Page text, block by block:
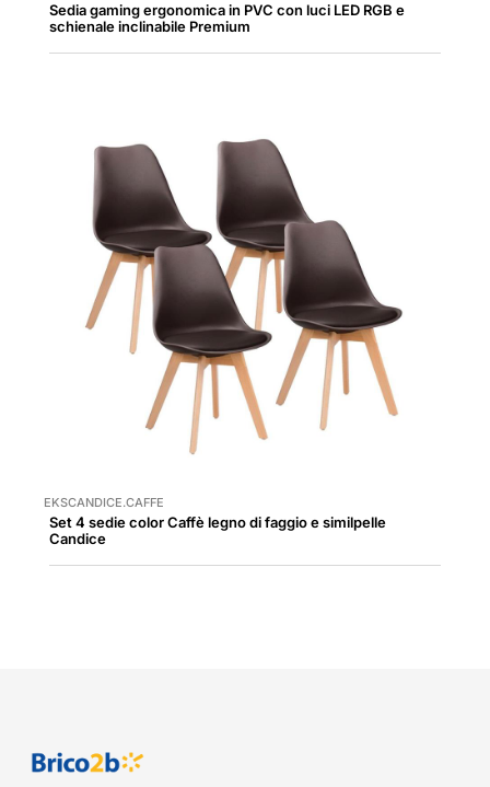
Sedia gaming ergonomica in PVC con luci LED RGB e
schienale inclinabile Premium
EKSCANDICE.CAFFE
Set 4 sedie color Caffè legno di faggio e similpelle
Candice